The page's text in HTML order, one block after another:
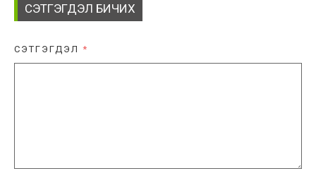
СЭТГЭГДЭЛ БИЧИХ
СЭТГЭГДЭЛ *